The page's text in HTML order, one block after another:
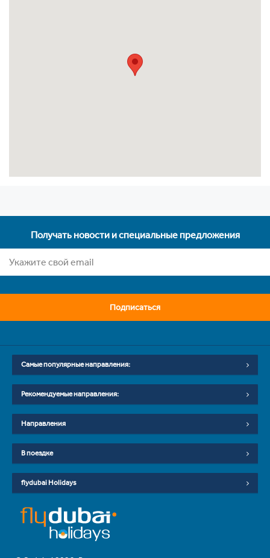
Получать новости и специальные предложения
Подписаться
Самые популярные направления:
Рекомендуемые направления:
Направления
В поездке
flydubai Holidays